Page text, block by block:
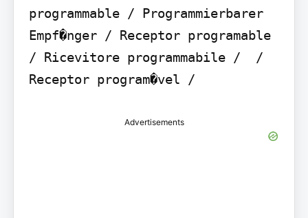
programmable / Programmierbarer
Empf�nger / Receptor programable
/ Ricevitore programmabile /  /
Receptor program�vel /
Advertisements